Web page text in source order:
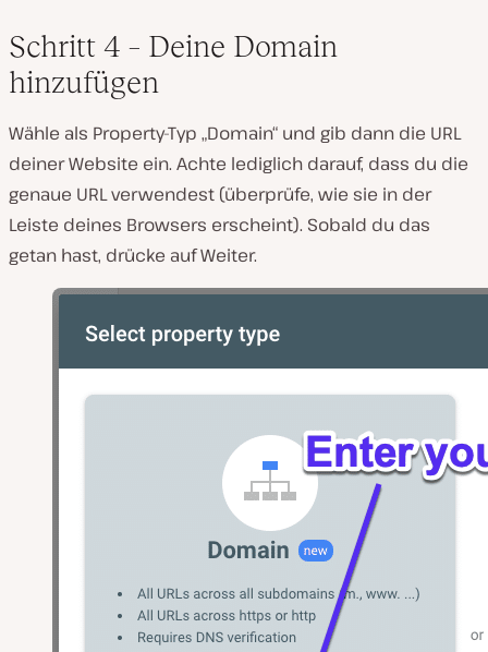
Schritt 4 – Deine Domain
hinzufügen
Wähle als Property-Typ „Domain“ und gib dann die URL
deiner Website ein. Achte lediglich darauf, dass du die
genaue URL verwendest (überprüfe, wie sie in der
Leiste deines Browsers erscheint). Sobald du das
getan hast, drücke auf Weiter.